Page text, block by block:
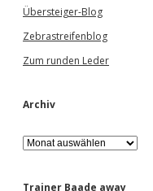
Übersteiger-Blog
Zebrastreifenblog
Zum runden Leder
Archiv
A
r
h
Trainer Baade away